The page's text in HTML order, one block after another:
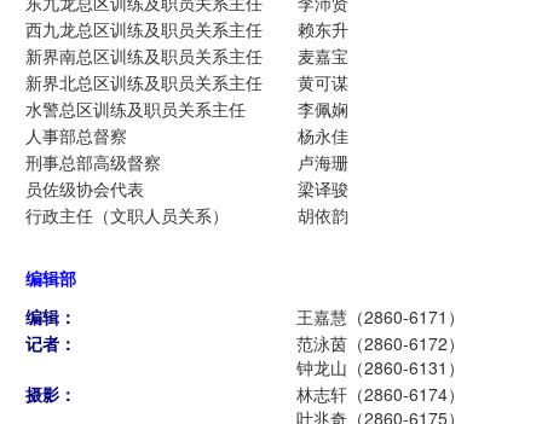
西九龙总区训练及职员关系主任
赖东升
新界南总区训练及职员关系主任
麦嘉宝
新界北总区训练及职员关系主任
黄可谋
水警总区训练及职员关系主任
李佩娴
人事部总督察
杨永佳
刑事总部高级督察
卢海珊
员佐级协会代表
梁译骏
行政主任（文职人员关系）
胡依韵
编辑部
编辑：
王嘉慧（2860-6171）
记者：
范泳茵（2860-6172）
钟龙山（2860-6131）
摄影：
林志轩（2860-6174）
叶兆奇（2860-6175）